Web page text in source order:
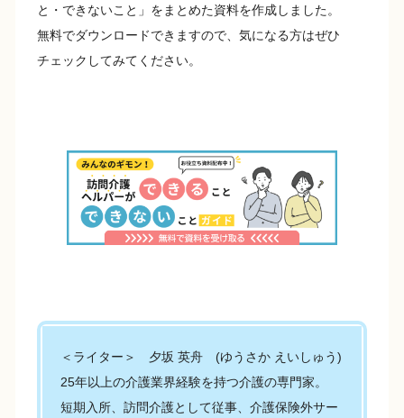
と・できないこと」をまとめた資料を作成しました。
無料でダウンロードできますので、気になる方はぜひ
チェックしてみてください。
＜ライター＞ 夕坂 英舟 (ゆうさか えいしゅう)
25年以上の介護業界経験を持つ介護の専門家。
短期入所、訪問介護として従事、介護保険外サー